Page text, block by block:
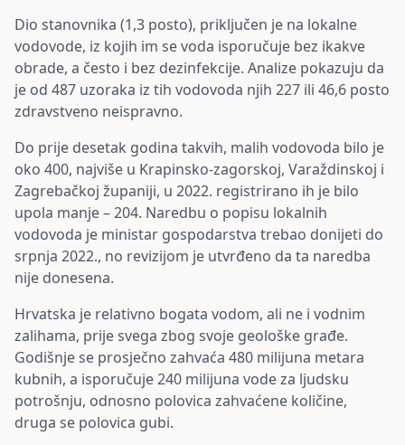
Dio stanovnika (1,3 posto), priključen je na lokalne
vodovode, iz kojih im se voda isporučuje bez ikakve
obrade, a često i bez dezinfekcije. Analize pokazuju da
je od 487 uzoraka iz tih vodovoda njih 227 ili 46,6 posto
zdravstveno neispravno.
Do prije desetak godina takvih, malih vodovoda bilo je
oko 400, najviše u Krapinsko-zagorskoj, Varaždinskoj i
Zagrebačkoj županiji, u 2022. registrirano ih je bilo
upola manje – 204. Naredbu o popisu lokalnih
vodovoda je ministar gospodarstva trebao donijeti do
srpnja 2022., no revizijom je utvrđeno da ta naredba
nije donesena.
Hrvatska je relativno bogata vodom, ali ne i vodnim
zalihama, prije svega zbog svoje geološke građe.
Godišnje se prosječno zahvaća 480 milijuna metara
kubnih, a isporučuje 240 milijuna vode za ljudsku
potrošnju, odnosno polovica zahvaćene količine,
druga se polovica gubi.